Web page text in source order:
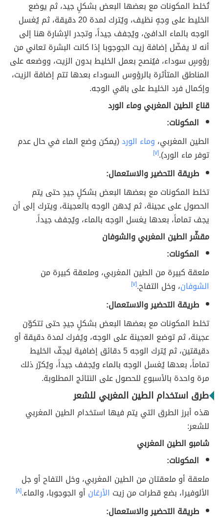
تُخلط المكونات مع بعضها البعض بشكلٍ جيد، ثم يوضع
الخليط على وجهٍ نظيف، ويُترك لمدة 20 دقيقة، ثم يُغسل
الوجه بالماء الدافئ، ويُجفف جيداً، وتجدر الإشارة هنا إلى
أنه لا يفضّل إضافة زيت الجوجوبا إذا كانت البشرة تعاني من
رؤوسٍ سوداء، فيُنصح بعمل الخليط بدون الزيت، ووضعه على
المناطق المتأثرة بالرؤوس السوداء بعدها تتم إضافة الزيت،
وإكمال فرد الخليط على باقي الوجه.
قناع الطين المغربي وماء الورد
المكونات:
الطين المغربي، وماء الورد(يمكن وضع الماء في حال عدم
توفر ماء الورد).[٧]
طريقة التحضير والاستعمال:
تخلط المكونات مع بعضها البعض بشكلٍ جيدٍ حتى يتم
الحصول على عجينة، ثم يُدهن الوجه بالعجينة، ويترك إلى أن
يجف تماماً، بعدها يغسل الوجه بالماء، ويُجفف جيداً.
مقشّر الطين المغربي والشوفان
المكونات:
ملعقة كبيرة من الطين المغربي، وملعقة كبيرة من
الشوفان، وخل التفاح.[٧]
طريقة التحضير والاستعمال:
تخلط المكونات مع بعضها البعض بشكلٍ جيدٍ حتى تتكوّن
عجينة، ثم توضع العجينة على الوجه، ويُفرك لمدة دقيقة أو
دقيقتين، ثم يُترك الوجه 5 دقائق إضافية ليجفّ الخليط
تماماً، بعدها يُغسل الوجه بالماء ويُجفف جيداً، ويُكرّر ذلك
مرة واحدة بالأسبوع للحصول على النتائج المطلوبة.
طرق استخدام الطين المغربي للشعر
هذه أبرز الطرق التي يتم فيها استخدام الطين المغربي
للشعر:
شامبو الطين المغربي
المكونات:
ملعقة أو ملعقتان من الطين المغربي، وخل التفاح أو جل
الألوفيرا، بضع قطرات من زيت الأرغان أو الجوجوبا، والماء.[٨]
طريقة التحضير والاستعمال: